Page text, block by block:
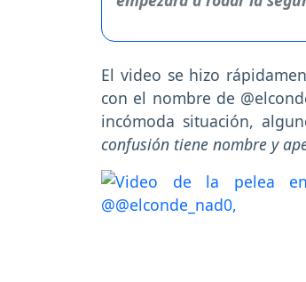
El video se hizo
con el nombre de
incómoda situación,
confusión tiene nombre y